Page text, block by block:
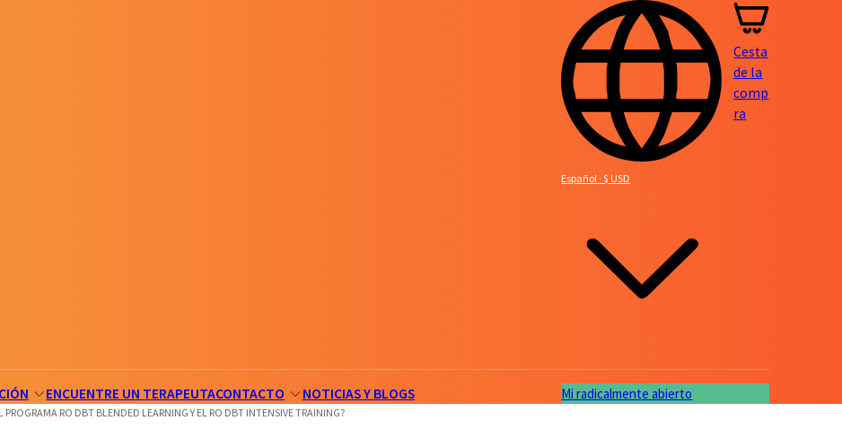
Español · $ USD
Cesta
de la
comp
ra
ENCUENTRE UN TERAPEUTACONTACTO NOTICIAS Y BLOGS Mi radicalmente abierto
PROGRAMA RO DBT BLENDED LEARNING Y EL RO DBT INTENSIVE TRAINING?